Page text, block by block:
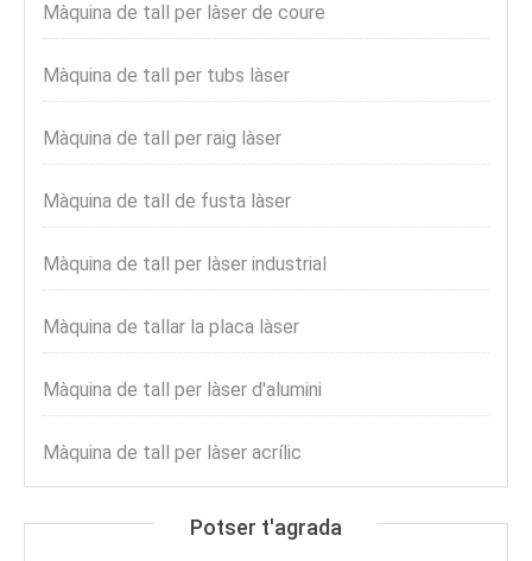
Màquina de tall per làser de coure
Màquina de tall per tubs làser
Màquina de tall per raig làser
Màquina de tall de fusta làser
Màquina de tall per làser industrial
Màquina de tallar la placa làser
Màquina de tall per làser d'alumini
Màquina de tall per làser acrílic
Potser t'agrada